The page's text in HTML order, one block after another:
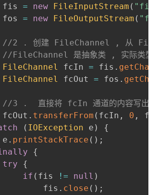
fis
= new FileInputStream (
fos
= new FileOutputStream (
//2 . 创建 FileChannel , 从
//FileChannel 是抽象类 , 实际类
FileChannel
fcIn = fis .
FileChannel
fcOut = fos .
//3 .  直接将 fcIn 通道的内容写出
. transferFrom ( fcIn , 0 ,
( IOException e )
{
e
. printStackTrace ( ) ;
{
try
{
if ( fis != null )
fis
. close ( ) ;